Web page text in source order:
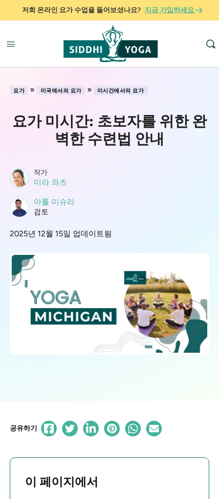
저희 온라인 요가 수업을 들어보셨나요? 지금 가입하세요
요가 » 미국에서의 요가 » 미시간에서의 요가
요가 미시간: 초보자를 위한 완
벽한 수련법 안내
작가
미라 와츠
아툴 미슈라
검토
2025년 12월 15일 업데이트됨
공유하기
이 페이지에서